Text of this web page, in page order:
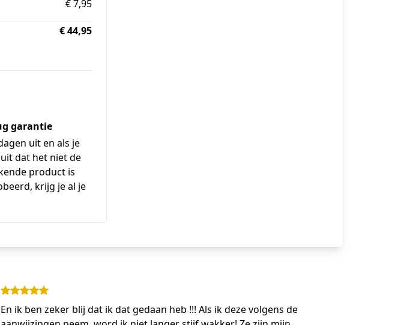
€ 7,95
€ 44,95
garantie
uit en als je
dat het niet de
product is
krijg je al je
En ik ben zeker blij dat ik dat gedaan heb !!! Als ik deze volgens de